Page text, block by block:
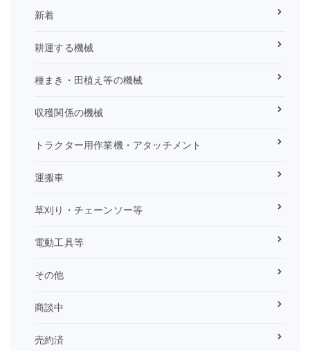
新着
耕運する機械
種まき・田植え等の機械
収穫関係の機械
トラクター用作業機・アタッチメント
運搬車
草刈り・チェーンソー等
電動工具等
その他
商談中
売約済